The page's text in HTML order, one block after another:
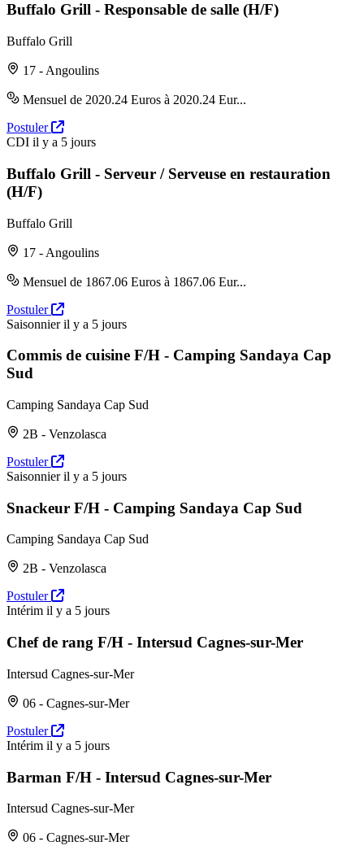
Buffalo Grill - Responsable de salle (H/F)
Buffalo Grill
17 - Angoulins
Mensuel de 2020.24 Euros à 2020.24 Eur...
Postuler
CDI il y a 5 jours
Buffalo Grill - Serveur / Serveuse en restauration
(H/F)
Buffalo Grill
17 - Angoulins
Mensuel de 1867.06 Euros à 1867.06 Eur...
Postuler
Saisonnier il y a 5 jours
Commis de cuisine F/H - Camping Sandaya Cap
Sud
Camping Sandaya Cap Sud
2B - Venzolasca
Postuler
Saisonnier il y a 5 jours
Snackeur F/H - Camping Sandaya Cap Sud
Camping Sandaya Cap Sud
2B - Venzolasca
Postuler
Intérim il y a 5 jours
Chef de rang F/H - Intersud Cagnes-sur-Mer
Intersud Cagnes-sur-Mer
06 - Cagnes-sur-Mer
Postuler
Intérim il y a 5 jours
Barman F/H - Intersud Cagnes-sur-Mer
Intersud Cagnes-sur-Mer
06 - Cagnes-sur-Mer